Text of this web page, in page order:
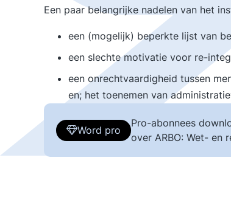
Een paar belangrijke nadelen van het
een (mogelijk) beperkte lijst van
een slechte motivatie voor re-
een onrechtvaardigheid tussen
en; het toenemen van
Word pro
Pro-abonnees
over ARBO: Wet- en